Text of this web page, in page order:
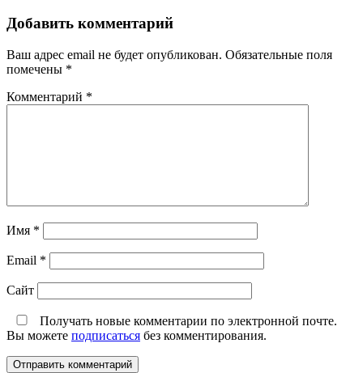
Добавить комментарий
Ваш адрес email не будет опубликован. Обязательные поля
помечены *
Комментарий *
Имя *
Email *
Сайт
Получать новые комментарии по электронной почте.
Вы можете подписаться без комментирования.